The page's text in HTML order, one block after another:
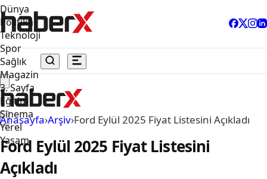
Dünya
Politika
Teknoloji
Spor
Sağlık
Magazin
3. Sayfa
Eğitim
Sinema
Yerel
Yaşam
Anasayfa›Arşiv›Ford Eylül 2025 Fiyat Listesini Açıkladı
Ford Eylül 2025 Fiyat Listesini
Açıkladı